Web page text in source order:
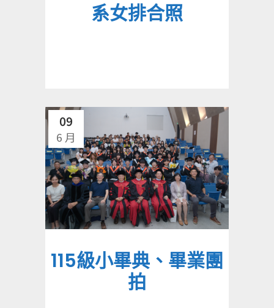
系女排合照
09
6 月
115級小畢典、畢業團
拍